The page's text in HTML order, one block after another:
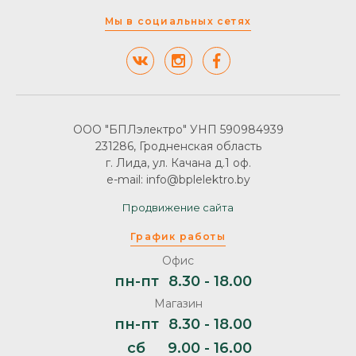
Мы в социальных сетях
График работы
Офис
пн-пт 8.30 - 18.00
Магазин
пн-пт
8.30 - 18.00
сб
9.00 - 16.00
ООО "БПЛэлектро" УНП 590984939
231286, Гродненская область
г. Лида, ул. Качана д.1 оф.
e-mail: info@bplelektro.by
Продвижение сайта